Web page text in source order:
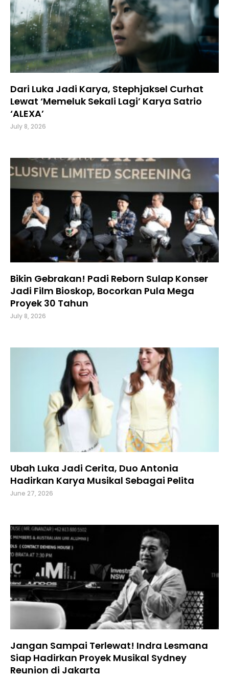
Dari Luka Jadi Karya, Stephjaksel Curhat
Lewat ‘Memeluk Sekali Lagi’ Karya Satrio
‘ALEXA’
July 8, 2026
Bikin Gebrakan! Padi Reborn Sulap Konser
Jadi Film Bioskop, Bocorkan Pula Mega
Proyek 30 Tahun
July 8, 2026
Ubah Luka Jadi Cerita, Duo Antonia
Hadirkan Karya Musikal Sebagai Pelita
June 27, 2026
Jangan Sampai Terlewat! Indra Lesmana
Siap Hadirkan Proyek Musikal Sydney
Reunion di Jakarta